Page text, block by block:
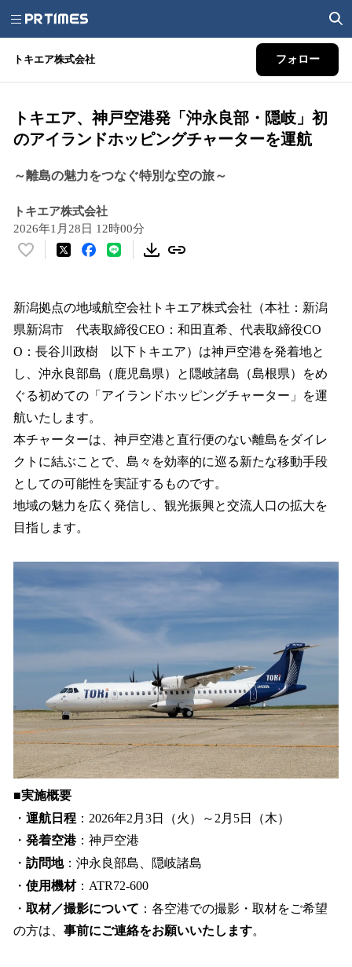
トキエア株式会社 フォロー
トキエア、神戸空港発「沖永良部・隠岐」初
のアイランドホッピングチャーターを運航
～離島の魅力をつなぐ特別な空の旅～
トキエア株式会社
2026年1月28日 12時00分
い
！
数
を
読
込
み
中
で
す
新潟拠点の地域航空会社トキエア株式会社（本社：新潟
県新潟市 代表取締役CEO：和田直希、代表取締役CO
O：長谷川政樹 以下トキエア）は神戸空港を発着地と
し、沖永良部島（鹿児島県）と隠岐諸島（島根県）をめ
ぐる初めての「アイランドホッピングチャーター」を運
航いたします。
本チャーターは、神戸空港と直行便のない離島をダイレ
クトに結ぶことで、島々を効率的に巡る新たな移動手段
としての可能性を実証するものです。
地域の魅力を広く発信し、観光振興と交流人口の拡大を
目指します。
■実施概要
・ 運航日程 ：2026年2月3日（火）～2月5日（木）
・ 発着空港：神戸空港
・ 訪問地：沖永良部島、隠岐諸島
・ 使用機材：ATR72-600
・ 取材／撮影について ：各空港での撮影・取材をご希望
の方は、 事前にご連絡をお願いいたします。